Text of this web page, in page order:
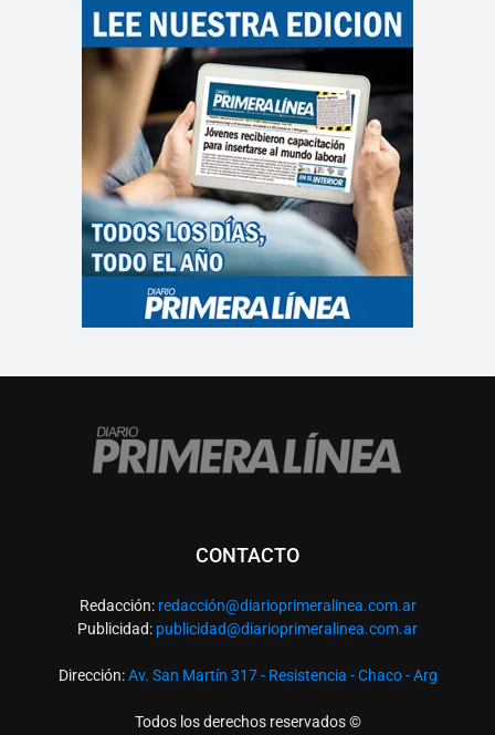
CONTACTO
Redacción: redacción@diarioprimeralinea.com.ar
Publicidad: publicidad@diarioprimeralinea.com.ar
Dirección:Av. San Martín 317 - Resistencia - Chaco - Arg
Todos los derechos reservados ©